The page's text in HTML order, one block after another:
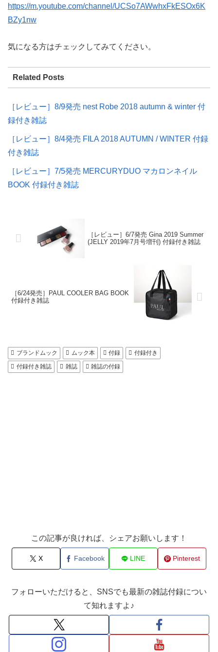
https://m.youtube.com/channel/UCSo7AWwhxFkESOx6K
BZy1nw
気になる方はチェックしてみてください。
Related Posts
［レビュー］8/9発売 nest Robe 2018 autumn & winter 付
録付き雑誌
［レビュー］8/4発売 FILA 2018 AUTUMN / WINTER 付録
付き雑誌
［レビュー］7/5発売 MERCURYDUO マカロンネイル
BOOK 付録付き雑誌
［レビュー］6/7発売 Gina 2019 Summer
(JELLY 2019年7月号増刊) 付録付き雑誌
［6/24発売］PAUL COOLER BAG BOOK
付録付き雑誌
ブランドムック ムック本 付録
付録付き
付録付き雑誌
雑誌 雑誌の付録
この記事が良ければ、シェアお願いします！
X Facebook LINE Pinterest
フォローいただけると、SNSでも最新の雑誌付録につい
て知れますよ♪